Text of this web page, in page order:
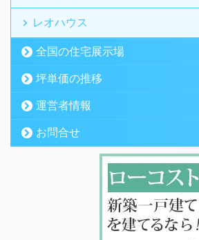
レオハウス
全国の住宅展示場
坪単価の推移
運営者情報
お問合せ